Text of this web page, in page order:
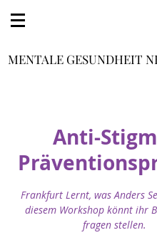
MENTALE GESUNDHEIT
Anti-
Frankfurt Lernt, was Anders
diesem Workshop könnt ihr
fragen stellen.